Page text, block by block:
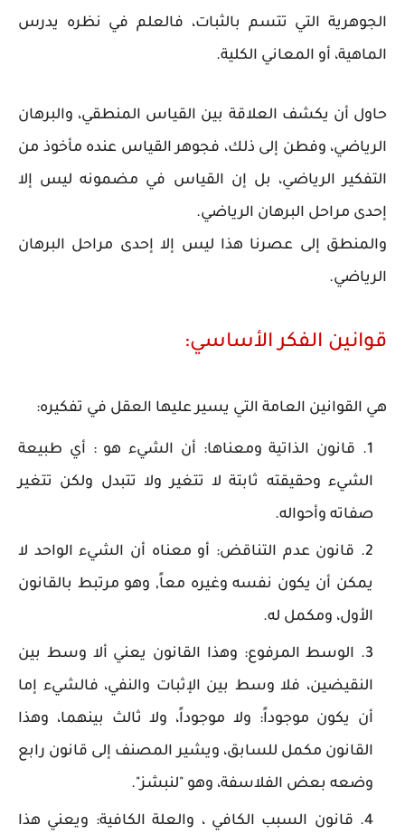
الجوهرية التي تتسم بالثبات، فالعلم في نظره يدرس
الماهية، أو المعاني الكلية.
حاول أن يكشف العلاقة بين القياس المنطقي، والبرهان
الرياضي، وفطن إلى ذلك، فجوهر القياس عنده مأخوذ من
التفكير الرياضي، بل إن القياس في مضمونه ليس إلا
إحدى مراحل البرهان الرياضي.
والمنطق إلى عصرنا هذا ليس إلا إحدى مراحل البرهان
الرياضي.
قوانين الفكر الأساسي:
هي القوانين العامة التي يسير عليها العقل في تفكيره:
قانون الذاتية ومعناها: أن الشيء هو : أي طبيعة
الشيء وحقيقته ثابتة لا تتغير ولا تتبدل ولكن تتغير
صفاته وأحواله.
قانون عدم التناقض: أو معناه أن الشيء الواحد لا
يمكن أن يكون نفسه وغيره معاً, وهو مرتبط بالقانون
الأول، ومكمل له.
الوسط المرفوع: وهذا القانون يعني ألا وسط بين
النقيضين، فلا وسط بين الإثبات والنفي، فالشيء إما
أن يكون موجوداً: ولا موجوداً، ولا ثالث بينهما، وهذا
القانون مكمل للسابق، ويشير المصنف إلى قانون رابع
وضعه بعض الفلاسفة، وهو "لنبشز".
قانون السبب الكافي ، والعلة الكافية: ويعني هذا